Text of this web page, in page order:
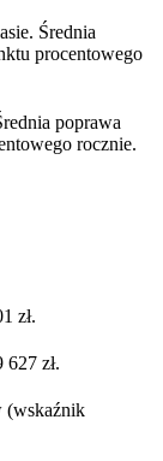
Średnia
procentowego
poprawa
rocznie.
zł.
zł.
(wskaźnik